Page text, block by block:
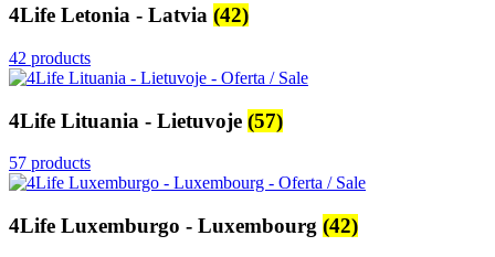
4Life Letonia - Latvia (42)
42 products
4Life Lituania - Lietuvoje (57)
57 products
4Life Luxemburgo - Luxembourg (42)